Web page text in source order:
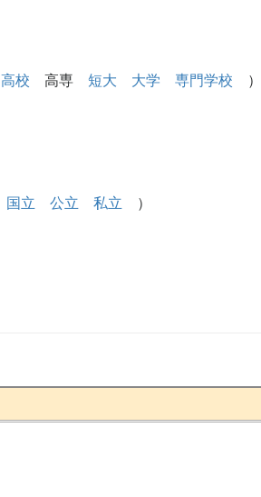
高校 高専 短大 大学 専門学校 ）
国立 公立 私立 ）